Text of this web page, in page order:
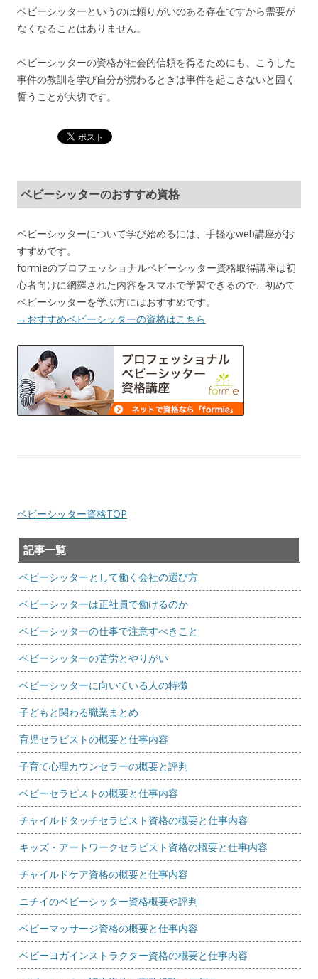
ベビーシッターというのは頼りがいのある存在ですから需要が
なくなることはありません。
ベビーシッターの資格が社会的信頼を得るためにも、こうした
事件の教訓を学び自分が携わるときは事件を起こさないと固く
誓うことが大切です。
ベビーシッターのおすすめ資格
ベビーシッターについて学び始めるには、手軽なweb講座がお
すすめです。
formieのプロフェッショナルベビーシッター資格取得講座は初
心者向けに網羅された内容をスマホで学習できるので、初めて
ベビーシッターを学ぶ方にはおすすめです。
→おすすめベビーシッターの資格はこちら
ベビーシッター資格TOP
記事一覧
ベビーシッターとして働く会社の選び方
ベビーシッターは正社員で働けるのか
ベビーシッターの仕事で注意すべきこと
ベビーシッターの苦労とやりがい
ベビーシッターに向いている人の特徴
子どもと関わる職業まとめ
育児セラピストの概要と仕事内容
子育て心理カウンセラーの概要と評判
ベビーセラピストの概要と仕事内容
チャイルドタッチセラピスト資格の概要と仕事内容
キッズ・アートワークセラピスト資格の概要と仕事内容
チャイルドケア資格の概要と仕事内容
ニチイのベビーシッター資格概要や評判
ベビーマッサージ資格の概要と仕事内容
ベビーヨガインストラクター資格の概要と仕事内容